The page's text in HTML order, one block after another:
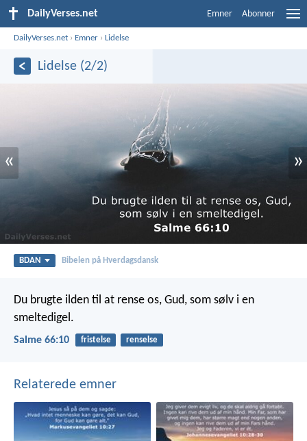
DailyVerses.net Emner Abonner
DailyVerses.net › Emner ›Lidelse
Lidelse (2/2)
« »
BDAN Bibelen på Hverdagsdansk
Du brugte ilden til at rense os, Gud, som sølv i en
smeltedigel.
Salme 66:10 fristelse renselse
Relaterede emner